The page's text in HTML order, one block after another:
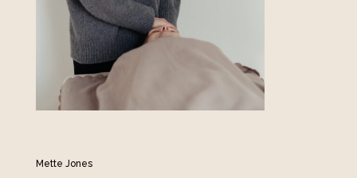
Mette Jones